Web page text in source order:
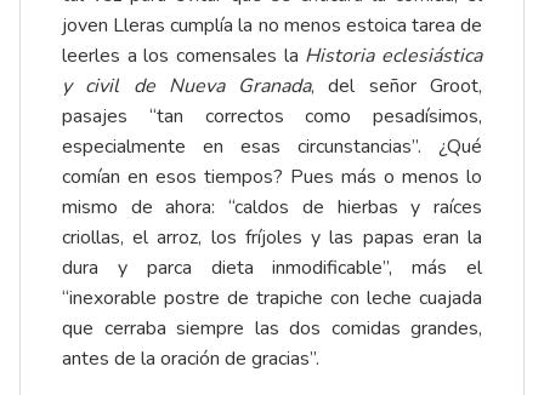
joven Lleras cumplía la no menos estoica tarea de
leerles a los comensales la Historia eclesiástica
y civil de Nueva Granada, del señor Groot,
pasajes “tan correctos como pesadísimos,
especialmente en esas circunstancias”. ¿Qué
comían en esos tiempos? Pues más o menos lo
mismo de ahora: “caldos de hierbas y raíces
criollas, el arroz, los fríjoles y las papas eran la
dura y parca dieta inmodificable”, más el
“inexorable postre de trapiche con leche cuajada
que cerraba siempre las dos comidas grandes,
antes de la oración de gracias”.